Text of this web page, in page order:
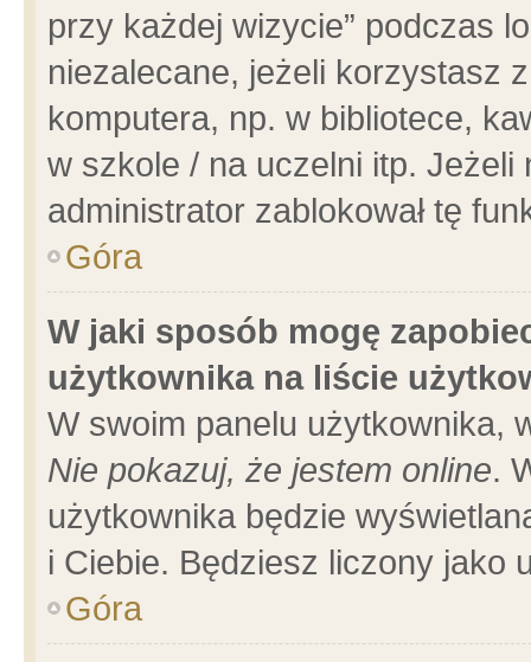
przy każdej wizycie” podczas
niezalecane, jeżeli korzystasz
komputera, np. w bibliotece,
w szkole / na uczelni itp.
administrator zablokował tę
Góra
W jaki sposób mogę
użytkownika na liście
W swoim panelu użytkownika,
Nie pokazuj, że jestem online.
użytkownika będzie
i Ciebie. Będziesz liczony jako
Góra